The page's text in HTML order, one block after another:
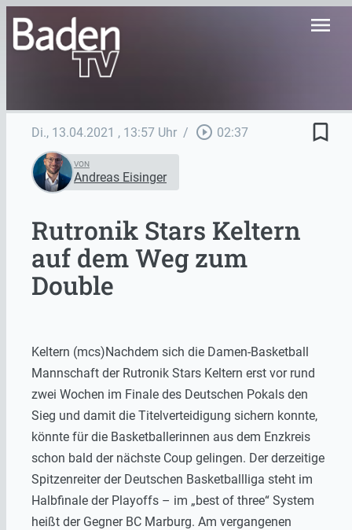
menu
Di., 13.04.2021 , 13:57 Uhr / play_circle_outline 02:37 bookmark_border
VON
Andreas Eisinger
Rutronik Stars Keltern
auf dem Weg zum
Double
Keltern (mcs)Nachdem sich die Damen-Basketball
Mannschaft der Rutronik Stars Keltern erst vor rund
zwei Wochen im Finale des Deutschen Pokals den
Sieg und damit die Titelverteidigung sichern konnte,
könnte für die Basketballerinnen aus dem Enzkreis
schon bald der nächste Coup gelingen. Der derzeitige
Spitzenreiter der Deutschen Basketballliga steht im
Halbfinale der Playoffs – im „best of three“ System
heißt der Gegner BC Marburg. Am vergangenen